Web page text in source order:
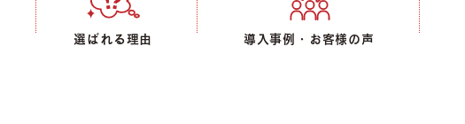
選ばれる理由 導入事例・お客様の声